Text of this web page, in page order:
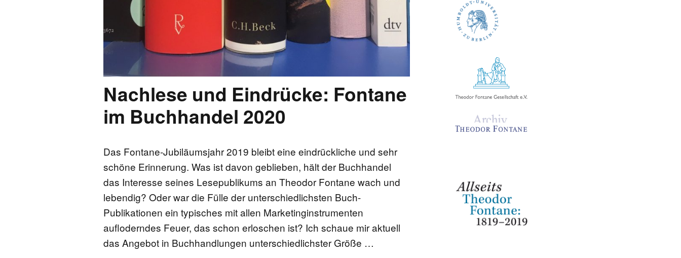
Nachlese und Eindrücke: Fontane
im Buchhandel 2020
Das Fontane-Jubiläumsjahr 2019 bleibt eine eindrückliche und sehr
schöne Erinnerung. Was ist davon geblieben, hält der Buchhandel
das Interesse seines Lesepublikums an Theodor Fontane wach und
lebendig? Oder war die Fülle der unterschiedlichsten Buch-
Publikationen ein typisches mit allen Marketinginstrumenten
aufloderndes Feuer, das schon erloschen ist? Ich schaue mir aktuell
das Angebot in Buchhandlungen unterschiedlichster Größe …